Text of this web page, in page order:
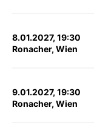
8.01.2027, 19:30
Ronacher, Wien
9.01.2027, 19:30
Ronacher, Wien